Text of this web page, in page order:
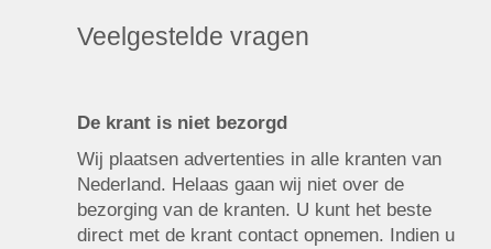
Veelgestelde vragen
De krant is niet bezorgd
Wij plaatsen advertenties in alle kranten van
Nederland. Helaas gaan wij niet over de
bezorging van de kranten. U kunt het beste
direct met de krant contact opnemen. Indien u